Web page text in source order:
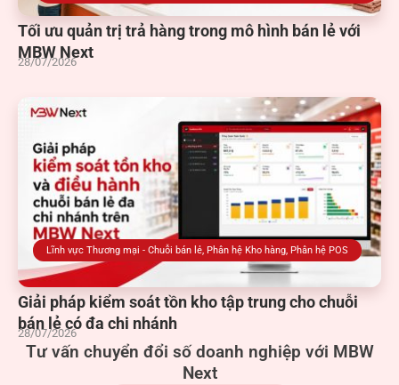
Tối ưu quản trị trả hàng trong mô hình bán lẻ với
MBW Next
28/07/2026
Lĩnh vực Thương mại - Chuỗi bán lẻ, Phân hệ Kho hàng, Phân hệ POS
Giải pháp kiểm soát tồn kho tập trung cho chuỗi
bán lẻ có đa chi nhánh
28/07/2026
Tư vấn chuyển đổi số doanh nghiệp với MBW
Next